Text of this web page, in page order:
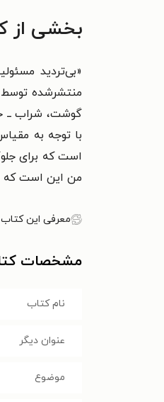
بخشی از
«بی‌تردید
گوشت، شراب ــ
با توجه به
است که برای
من این است که
معرفی این کتاب در تاریخ ۳ خرداد
مشخصات
نام کتاب
عنوان دیگر
موضوع